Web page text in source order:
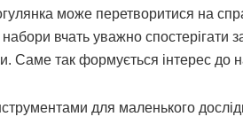
може перетворитися на
набори вчать уважно спостерігати
Саме так формується інтерес до
для маленького